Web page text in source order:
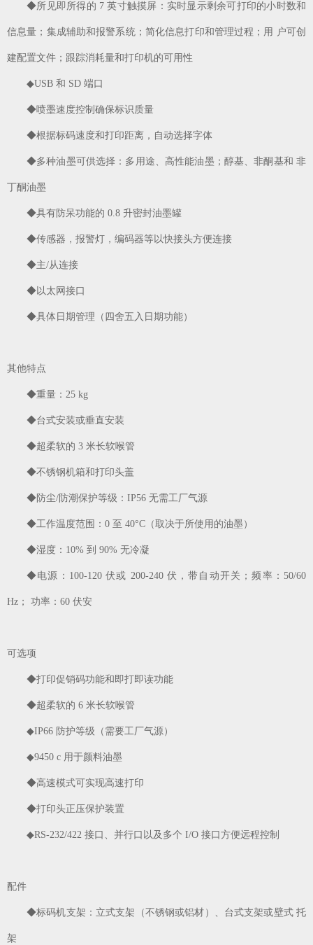
◆所见即所得的 7 英寸触摸屏：实时显示剩余可打印的小时数和
信息量；集成辅助和报警系统；简化信息打印和管理过程；用 户可创
建配置文件；跟踪消耗量和打印机的可用性
◆USB 和 SD 端口
◆喷墨速度控制确保标识质量
◆根据标码速度和打印距离，自动选择字体
◆多种油墨可供选择：多用途、高性能油墨；醇基、非酮基和 非
丁酮油墨
◆具有防呆功能的 0.8 升密封油墨罐
◆传感器，报警灯，编码器等以快接头方便连接
◆主/从连接
◆以太网接口
◆具体日期管理（四舍五入日期功能）
其他特点
◆重量：25 kg
◆台式安装或垂直安装
◆超柔软的 3 米长软喉管
◆不锈钢机箱和打印头盖
◆防尘/防潮保护等级：IP56 无需工厂气源
◆工作温度范围：0 至 40°C（取决于所使用的油墨）
◆湿度：10% 到 90% 无冷凝
◆电源：100-120 伏或 200-240 伏，带自动开关；频率：50/60
Hz； 功率：60 伏安
可选项
◆打印促销码功能和即打即读功能
◆超柔软的 6 米长软喉管
◆IP66 防护等级（需要工厂气源）
◆9450 c 用于颜料油墨
◆高速模式可实现高速打印
◆打印头正压保护装置
◆RS-232/422 接口、并行口以及多个 I/O 接口方便远程控制
配件
◆标码机支架：立式支架（不锈钢或铝材）、台式支架或壁式 托
架